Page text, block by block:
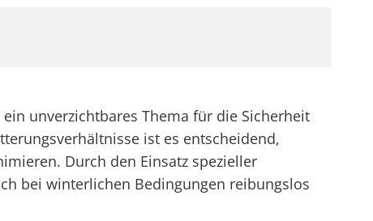
unverzichtbares Thema für die Sicherheit
ist es entscheidend,
Durch den Einsatz spezieller
bei winterlichen Bedingungen reibungslos